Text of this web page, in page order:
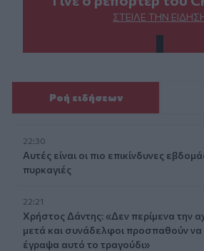
ΣΤΕΊΛΕ ΤΗΝ
Ροή ειδήσεων
22:30
Αυτές είναι οι πιο επικίνδυνες
πυρκαγιές
22:21
Χρήστος Δάντης: «Δεν περίμενα την
μετά και συνάδελφοι προσπαθούν να
έγραψα αυτό το τραγούδι»